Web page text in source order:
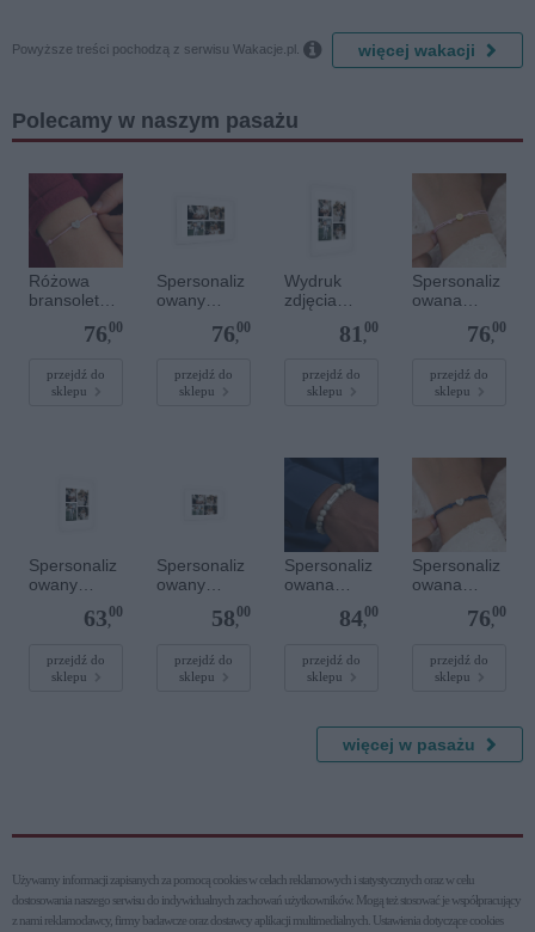
Powyższe treści pochodzą z serwisu Wakacje.pl.  więcej wakacji
Polecamy w naszym pasażu
Różowa
bransoletka
dla dzieci -
owana -
Srebrne
76,
00
przejdź do
sklepu
Spersonaliz
owany
plakat - 60 x
76,
00
przejdź do
sklepu
Wydruk
zdjęcia
plakatu - 50
x 70 cm81 ,
00
przejdź do
sklepu
Spersonaliz
owana
bransoletka
sznurkowa -
Złote kółko
76,
00
przejdź do
sklepu
Spersonaliz
owany
plakat - 30 x
63,
00
przejdź do
sklepu
Spersonaliz
owany
plakat - 30 x
58,
00
przejdź do
sklepu
Spersonaliz
owana
bransoletka
szlachetnym
i - Szary - M
84,
00
przejdź do
sklepu
Spersonaliz
owana
bransoletka
sznurkowa -
Srebrne
serce
76,
00
przejdź do
sklepu
więcej w pasażu
Używamy informacji zapisanych za pomocą cookies w celach reklamowych i statystycznych oraz w celu
dostosowania naszego serwisu do indywidualnych zachowań użytkowni­ków. Mogą też stosować je współpracujący
z nami reklamodawcy, firmy badawcze oraz dostawcy aplikacji multimedialnych. Ustawienia dotyczące cookies